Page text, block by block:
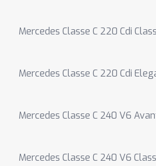
Mercedes Classe C 220 Cdi
Mercedes Classe C 220 Cdi
Mercedes Classe C 240 V6
Mercedes Classe C 240 V6